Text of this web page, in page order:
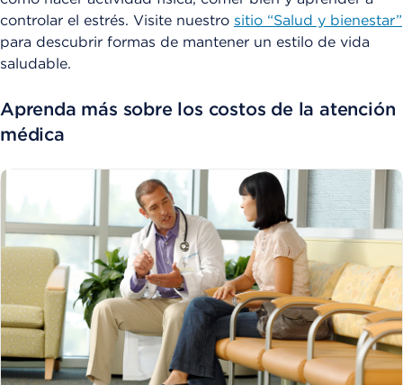
controlar el estrés. Visite nuestro sitio “Salud y bienestar”
para descubrir formas de mantener un estilo de vida
saludable.
Aprenda más sobre los costos de la atención
médica